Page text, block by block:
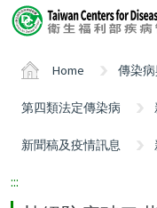
Center
block
Home 傳染
第四類法定傳染病
新聞稿及疫情訊息
:::